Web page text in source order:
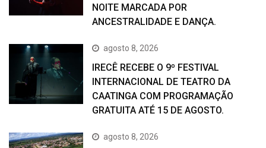
NOITE MARCADA POR
ANCESTRALIDADE E DANÇA.
agosto 8, 2026
IRECÊ RECEBE O 9º FESTIVAL
INTERNACIONAL DE TEATRO DA
CAATINGA COM PROGRAMAÇÃO
GRATUITA ATÉ 15 DE AGOSTO.
agosto 8, 2026